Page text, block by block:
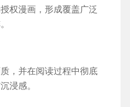
权漫画，形成覆盖广泛
，并在阅读过程中彻底
浸感。